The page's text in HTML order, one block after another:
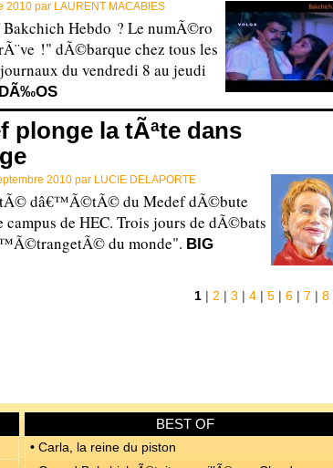
2010 par LAURENT MACABIES
Hebdo ? Le numÃ©ro
!" dÃ©barque chez tous les
du vendredi 8 au jeudi
plonge la tÃªte dans
2010 par LUCIE DELAPORTE
dâ€™Ã©tÃ© du Medef dÃ©bute
campus de HEC. Trois jours de dÃ©bats
du monde". BIG
1 | 2 | 3 | 4 | 5 | 6 | 7 | 8
BEST OF
• Carla, la reine du piston